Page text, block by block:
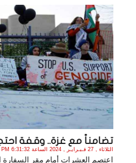
تضامناً مع غزة.. وقفة
الثلاثاء , 27 فـبـرايـر , 2024 الساعة 6:31:32 PM
اعتصم العشرات أمام مقر